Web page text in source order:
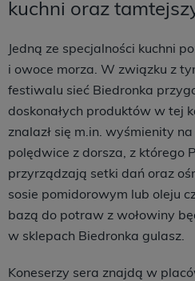
kuchni oraz
Jedną ze specjalności kuchni
i owoce morza. W związku z
festiwalu sieć Biedronka
doskonałych produktów w tej
znalazł się m.in. wyśmienity
polędwice z dorsza, z którego
przyrządzają setki dań oraz
sosie pomidorowym lub oleju
bazą do potraw z wołowiny
w sklepach Biedronka gulasz.
Koneserzy sera znajdą w